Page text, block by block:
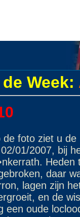
Week:
de foto ziet u
01/2007, bij
Heden
daar
lagen zijn
en de
een oude